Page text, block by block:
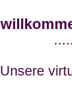
Unsere